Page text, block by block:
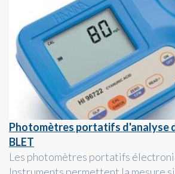
Photomètres portatifs d'analyse
BLET
Les photomètres portatifs